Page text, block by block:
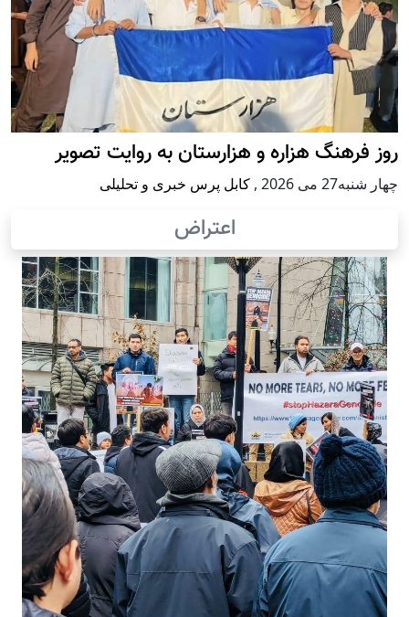
روز فرهنگ هزاره و هزارستان به روایت تصویر
چهار شنبه27 می 2026 , کابل پرس خبری و تحلیلی
اعتراض